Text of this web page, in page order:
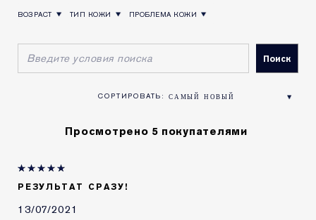
смотрите актуальный состав на упаковке продукта.
ВОЗРАСТ
ТИП КОЖИ
ПРОБЛЕМА КОЖИ
Просмотрено 5 покупателями
РЕЗУЛЬТАТ СРАЗУ!
13/07/2021